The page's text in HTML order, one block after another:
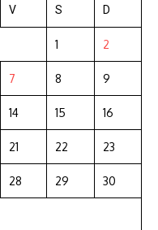
V S D
1 2
7 8 9
14 15 16
21 22 23
28 29 30